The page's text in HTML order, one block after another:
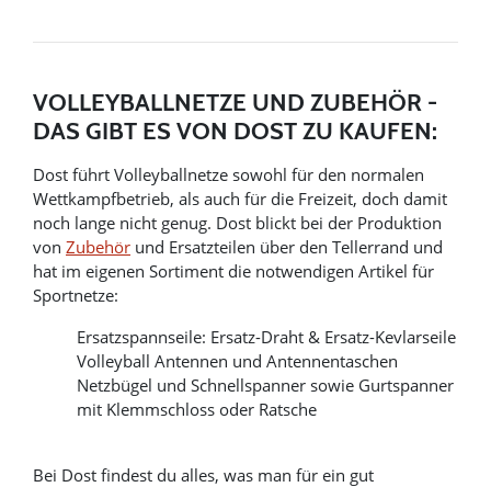
VOLLEYBALLNETZE UND ZUBEHÖR -
DAS GIBT ES VON DOST ZU KAUFEN:
Dost führt Volleyballnetze sowohl für den normalen
Wettkampfbetrieb, als auch für die Freizeit, doch damit
noch lange nicht genug. Dost blickt bei der Produktion
von Zubehör und Ersatzteilen über den Tellerrand und
hat im eigenen Sortiment die notwendigen Artikel für
Sportnetze:
Ersatzspannseile: Ersatz-Draht & Ersatz-Kevlarseile
Volleyball Antennen und Antennentaschen
Netzbügel und Schnellspanner sowie Gurtspanner
mit Klemmschloss oder Ratsche
Bei Dost findest du alles, was man für ein gut